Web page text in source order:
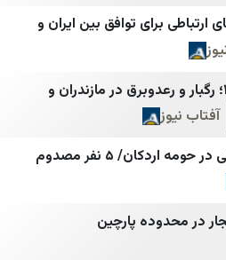
روزنامه دنیای اقتصاد
سنی آنلاین
بین ایران و
و رعدوبرق در مازندران و
انفجار یک منزل مسکونی در حومه اردکان/ ۵ نفر مصدوم